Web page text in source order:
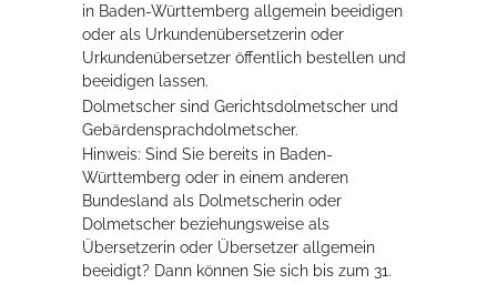
Service
Konzerte, Tagungen und vieles mehr
Die Stadthalle Hockenheim bietet den perfekten Standort für Events
mehr dazu...
in Baden-Württemberg allgemein beeidigen
oder als Urkundenübersetzerin oder
Urkundenübersetzer öffentlich bestellen und
beeidigen lassen.
Dolmetscher sind Gerichtsdolmetscher und
Gebärdensprachdolmetscher.
Hinweis: Sind Sie bereits in Baden-
Württemberg oder in einem anderen
Bundesland als Dolmetscherin oder
Dolmetscher beziehungsweise als
Übersetzerin oder Übersetzer allgemein
beeidigt? Dann können Sie sich bis zum 31.